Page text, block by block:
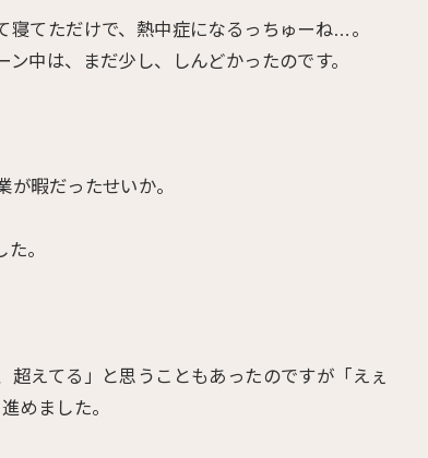
てただけで、熱中症になるっちゅーね…。
中は、まだ少し、しんどかったのです。
暇だったせいか。
。
えてる」と思うこともあったのですが「えぇ
めました。